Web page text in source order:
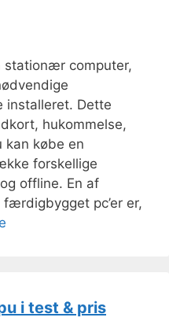
computer,
installeret. Dette
hukommelse,
kan købe en
forskellige
offline. En af
pc’er er,
i test & pris